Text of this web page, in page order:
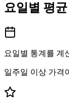
요일별 평
요일별 통계를 계
일주일 이상 가격